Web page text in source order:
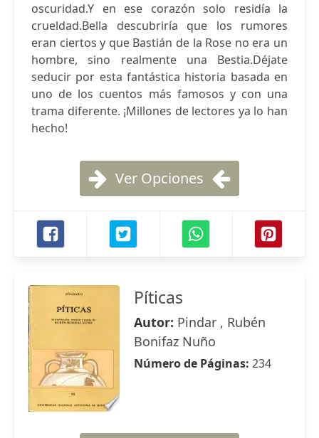
oscuridad.Y en ese corazón solo residía la
crueldad.Bella descubriría que los rumores
eran ciertos y que Bastián de la Rose no era un
hombre, sino realmente una Bestia.Déjate
seducir por esta fantástica historia basada en
uno de los cuentos más famosos y con una
trama diferente. ¡Millones de lectores ya lo han
hecho!
Ver Opciones
Píticas
Autor: Pindar , Rubén
Bonifaz Nuño
Número de Páginas: 234